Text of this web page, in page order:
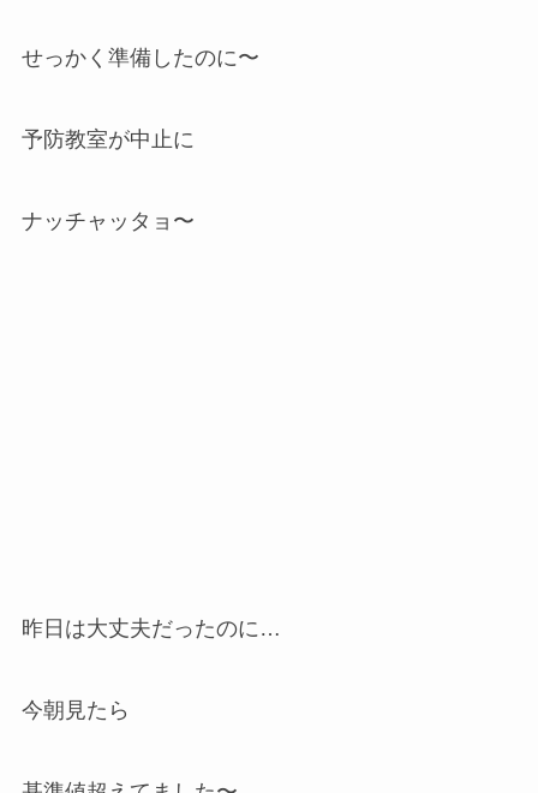
せっかく準備したのに〜
予防教室が中止に
ナッチャッタョ〜
昨日は大丈夫だったのに…
今朝見たら